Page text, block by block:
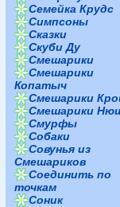
Семейка Крудс
Симпсоны
Сказки
Скуби Ду
Смешарики
Смешарики
Копатыч
Смешарики
Смешарики
Смурфы
Собаки
Совунья из
Смешариков
Соединить по
точкам
Соник